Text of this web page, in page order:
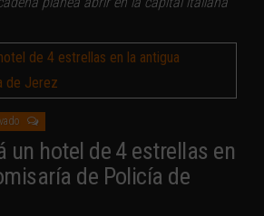
un hotel de 4 estrellas en
de Policía de